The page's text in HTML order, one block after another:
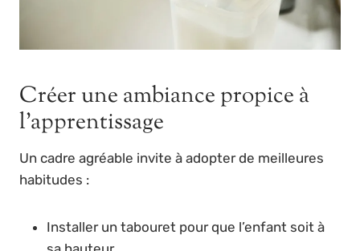
Créer une ambiance propice à
l’apprentissage
Un cadre agréable invite à adopter de meilleures
habitudes :
Installer un tabouret pour que l’enfant soit à